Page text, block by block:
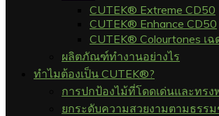
CUTEK® Extreme CD50
CUTEK® Enhance CD50
CUTEK® Colourtones เฉ
ผลิตภัณฑ์ทำงานอย่างไร
ทำไมต้องเป็น CUTEK®?
การปกป้องไม้ที่โดดเด่นและทรง
ยกระดับความสวยงามตามธรร